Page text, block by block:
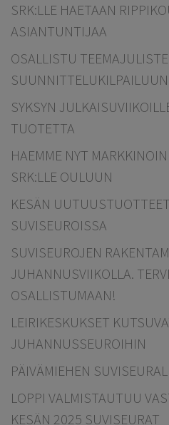
SRK:LLE HAETAAN
ASIANTUNTIJAA
OSALLISTU
SUUNNITTELUKILPAILUUN
SYKSYN
TUOTETTA
HAEMME NYT
SRK:LLE OULUUN
KESÄN
SUVISEUROISSA
SUVISEUROJEN
JUHANNUSVIIKOLLA.
OSALLISTUMAAN!
LEIRIKESKUKSET
JUHANNUSSEUROIHIN
PÄIVÄMIEHEN
LOPPI VALMISTAUTUU
KESÄN 2025 SUVISEURAT